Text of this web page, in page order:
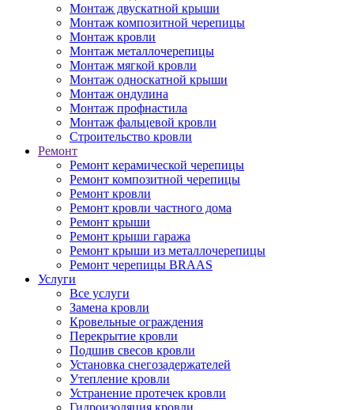
Монтаж двускатной крыши
Монтаж композитной черепицы
Монтаж кровли
Монтаж металлочерепицы
Монтаж мягкой кровли
Монтаж односкатной крыши
Монтаж ондулина
Монтаж профнастила
Монтаж фальцевой кровли
Строительство кровли
Ремонт
Ремонт керамической черепицы
Ремонт композитной черепицы
Ремонт кровли
Ремонт кровли частного дома
Ремонт крыши
Ремонт крыши гаража
Ремонт крыши из металлочерепицы
Ремонт черепицы BRAAS
Услуги
Все услуги
Замена кровли
Кровельные ограждения
Перекрытие кровли
Подшив свесов кровли
Установка снегозадержателей
Утепление кровли
Устранение протечек кровли
Гидроизоляция кровли